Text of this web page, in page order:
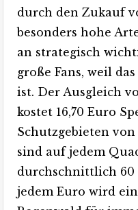
durch den Zukauf
besonders hohe
an strategisch
große Fans, weil
ist. Der Ausgleich
kostet 16,70 Euro
Schutzgebieten von
sind auf jedem
durchschnittlich 60
jedem Euro wird